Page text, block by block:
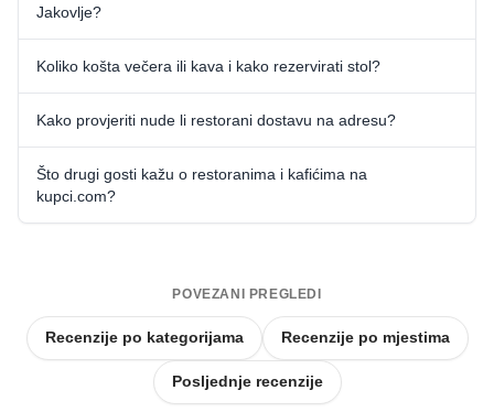
Jakovlje?
Koliko košta večera ili kava i kako rezervirati stol?
Kako provjeriti nude li restorani dostavu na adresu?
Što drugi gosti kažu o restoranima i kafićima na
kupci.com?
POVEZANI PREGLEDI
Recenzije po kategorijama Recenzije po mjestima
Posljednje recenzije